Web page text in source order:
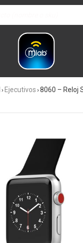
› Ejecutivos ›8060 – Reloj